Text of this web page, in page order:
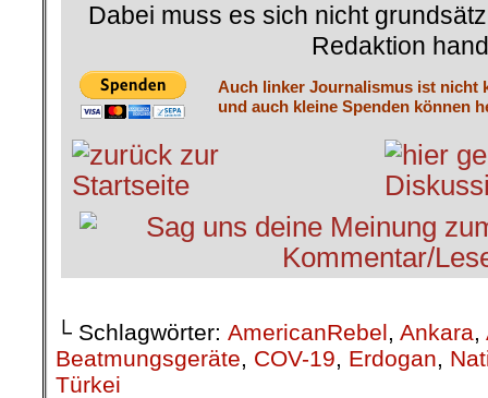
Dabei muss es sich nicht
Redaktion
Auch linker Journalismus ist nicht
und auch kleine Spenden können
└ Schlagwörter: AmericanRebel, Ankara,
Beatmungsgeräte, COV-19, Erdogan,
Türkei